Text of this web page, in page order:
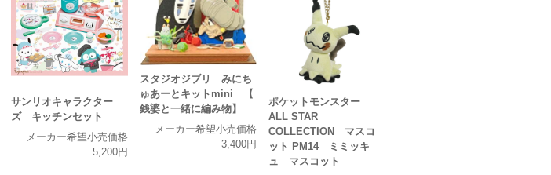
サンリオキャラクター
ズ キッチンセット
メーカー希望小売価格
5,200円
スタジオジブリ みにち
ゅあーとキットmini 【
銭婆と一緒に編み物】
メーカー希望小売価格
3,400円
ポケットモンスター
ALL STAR
COLLECTION マスコ
ット PM14 ミミッキ
ュ マスコット